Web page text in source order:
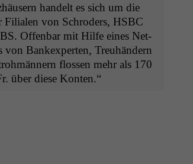
han­delt es sich um die
Fil­ialen von Schroders, HSBC
. Offen­bar mit Hil­fe eines Net­
von Bankex­perten, Treuhän­dern
flossen mehr als 170
über diese Konten.“